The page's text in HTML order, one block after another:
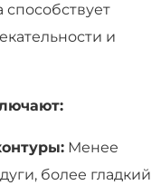
и
Менее
более гладкий